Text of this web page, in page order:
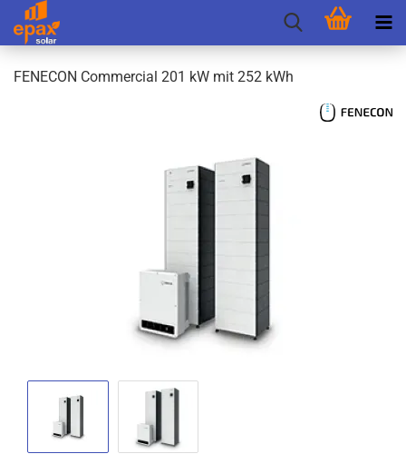
FEN­E­CON Com­mer­cial 201 kW mit 252 kWh